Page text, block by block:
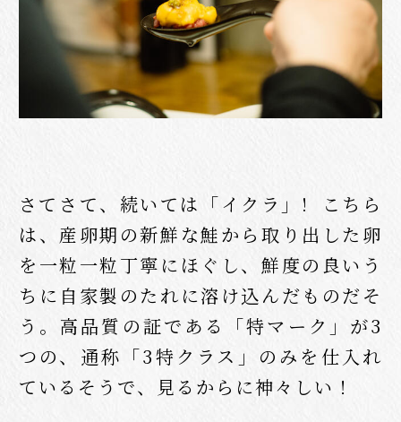
さてさて、続いては「イクラ」! こちら
は、産卵期の新鮮な鮭から取り出した卵
を一粒一粒丁寧にほぐし、鮮度の良いう
ちに自家製のたれに溶け込んだものだそ
う。高品質の証である「特マーク」が3
つの、通称「3特クラス」のみを仕入れ
ているそうで、見るからに神々しい！